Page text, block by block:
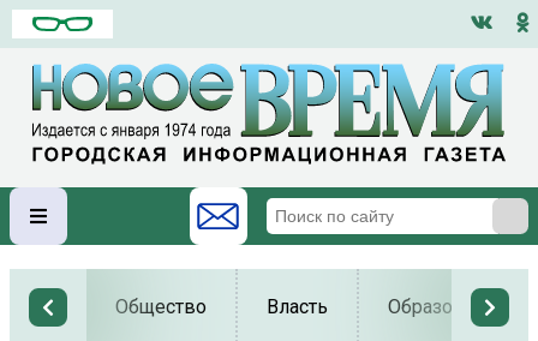
Общество Власть Образование